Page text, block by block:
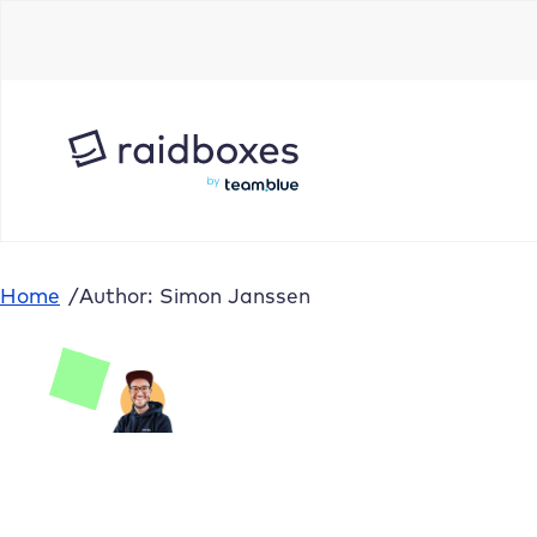
Home /Author: Simon Janssen